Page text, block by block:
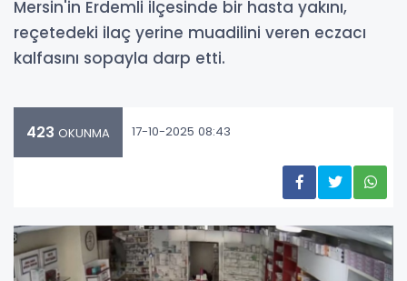
Mersin'in Erdemli ilçesinde bir hasta yakını,
reçetedeki ilaç yerine muadilini veren eczacı
kalfasını sopayla darp etti.
423 OKUNMA 17-10-2025 08:43